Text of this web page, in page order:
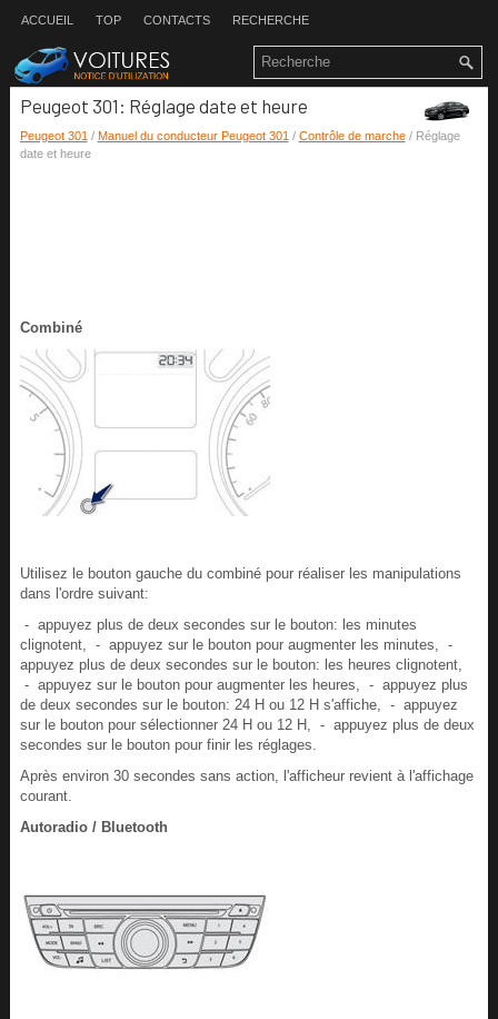
ACCUEIL TOP CONTACTS RECHERCHE
Peugeot 301: Réglage date et heure
Peugeot 301 / Manuel du conducteur Peugeot 301 / Contrôle de marche/ Réglage
date et heure
Combiné
Utilisez le bouton gauche du combiné pour réaliser les manipulations
dans l'ordre suivant:
- appuyez plus de deux secondes sur le bouton: les minutes
clignotent, - appuyez sur le bouton pour augmenter les minutes, -
appuyez plus de deux secondes sur le bouton: les heures clignotent,
- appuyez sur le bouton pour augmenter les heures, - appuyez plus
de deux secondes sur le bouton: 24 H ou 12 H s'affiche, - appuyez
sur le bouton pour sélectionner 24 H ou 12 H, - appuyez plus de deux
secondes sur le bouton pour finir les réglages.
Après environ 30 secondes sans action, l'afficheur revient à l'affichage
courant.
Autoradio / Bluetooth